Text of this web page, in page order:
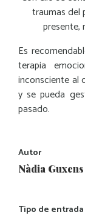
Autor
Nàdia Guxens
Tipo de entrada
traumas del
presente,
Es
terapia
inconsciente al
y se pueda
pasado.